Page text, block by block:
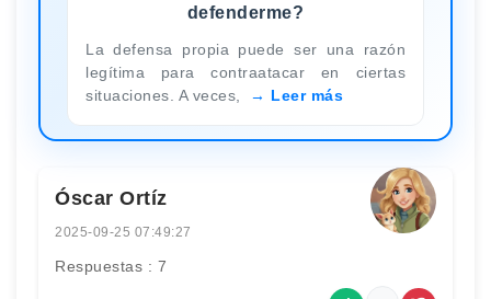
defenderme?
La defensa propia puede ser una razón
legítima para contraatacar en ciertas
situaciones. A veces,
Leer más
Óscar Ortíz
2025-09-25 07:49:27
Respuestas : 7